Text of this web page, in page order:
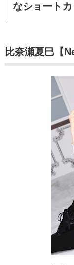
なショートカ
比奈瀬夏巳【